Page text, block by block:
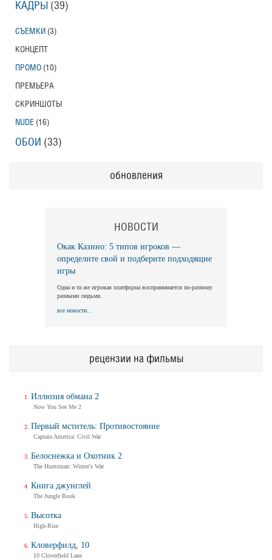
КАДРЫ (39)
СЪЕМКИ (3)
КОНЦЕПТ
ПРОМО (10)
ПРЕМЬЕРА
СКРИНШОТЫ
NUDE (16)
ОБОИ (33)
обновления
НОВОСТИ
Окак Казино: 5 типов игроков —
определите свой и подберите подходящие
игры
Одна и та же игровая платформа воспринимается по-разному
разными людьми.
все новости...
рецензии на фильмы
Иллюзия обмана 2
Now You See Me 2
Первый мститель: Противостояние
Captain America: Civil War
Белоснежка и Охотник 2
The Huntsman: Winter's War
Книга джунглей
The Jungle Book
Высотка
High-Rise
Кловерфилд, 10
10 Cloverfield Lane